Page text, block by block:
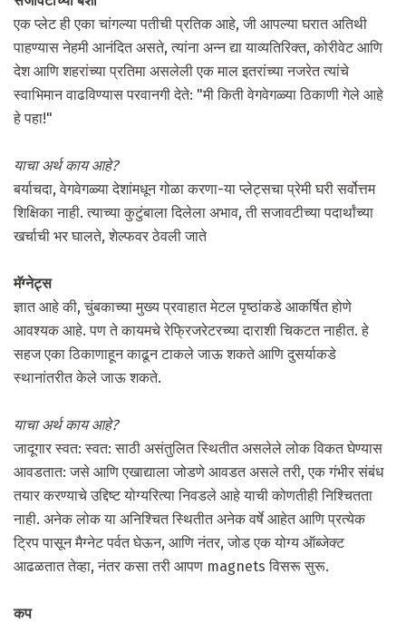
एक प्लेट ही एका चांगल्या पतीची प्रतिक आहे, जी आपल्या घरात अतिथी
पाहण्यास नेहमी आनंदित असते, त्यांना अन्न द्या याव्यतिरिक्त, कोरीवेट आणि
देश आणि शहरांच्या प्रतिमा असलेली एक माल इतरांच्या नजरेत त्यांचे
स्वाभिमान वाढविण्यास परवानगी देते: "मी किती वेगवेगळ्या ठिकाणी गेले आहे
हे पहा!"
याचा अर्थ काय आहे?
बर्याचदा, वेगवेगळ्या देशांमधून गोळा करणा-या प्लेट्सचा प्रेमी घरी सर्वोत्तम
शिक्षिका नाही. त्याच्या कुटुंबाला दिलेला अभाव, ती सजावटीच्या पदार्थांच्या
खर्चाची भर घालते, शेल्फवर ठेवली जाते
मॅग्नेट्स
ज्ञात आहे की, चुंबकाच्या मुख्य प्रवाहात मेटल पृष्ठांकडे आकर्षित होणे
आवश्यक आहे. पण ते कायमचे रेफ्रिजरेटरच्या दाराशी चिकटत नाहीत. हे
सहज एका ठिकाणाहून काढून टाकले जाऊ शकते आणि दुसर्याकडे
स्थानांतरीत केले जाऊ शकते.
याचा अर्थ काय आहे?
जादूगार स्वत: स्वत: साठी असंतुलित स्थितीत असलेले लोक विकत घेण्यास
आवडतात: जसे आणि एखाद्याला जोडणे आवडत असले तरी, एक गंभीर संबंध
तयार करण्याचे उद्दिष्ट योग्यरित्या निवडले आहे याची कोणतीही निश्चितता
नाही. अनेक लोक या अनिश्चित स्थितीत अनेक वर्षे आहेत आणि प्रत्येक
ट्रिप पासून मैग्नेट पर्वत घेऊन, आणि नंतर, जोड एक योग्य ऑब्जेक्ट
आढळतात तेव्हा, नंतर कसा तरी आपण magnets विसरू सुरू.
कप